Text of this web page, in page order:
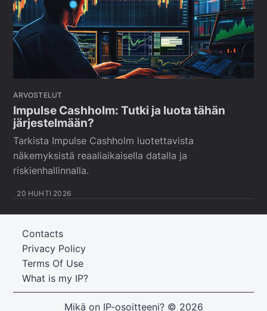
ARVOSTELUT
Impulse Cashholm: Tutki ja luota tähän
järjestelmään?
Tarkista Impulse Cashholm luotettavista
näkemyksistä reaaliaikaisella datalla ja
riskienhallinnalla.
20 HUHTI 2026
What is my IP?
Terms Of Use
Privacy Policy
Contacts
Mikä on IP-osoitteeni?© 2026